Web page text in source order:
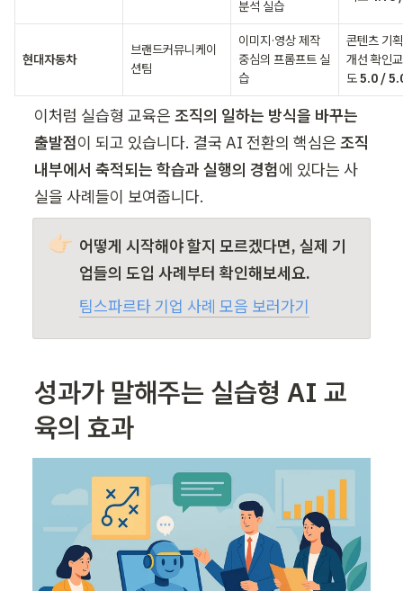
분석 실습
현대자동차
브랜드커뮤니케이
션팀
이미지·영상 제작
중심의 프롬프트 실
습
콘텐츠 기
개선 확인
도 5.0 /
이처럼 실습형 교육은 조직의 일하는 방식을 바꾸는
출발점이 되고 있습니다. 결국 AI 전환의 핵심은 조직
내부에서 축적되는 학습과 실행의 경험에 있다는 사
실을 사례들이 보여줍니다.
👉🏻 어떻게 시작해야 할지 모르겠다면, 실제 기
업들의 도입 사례부터 확인해보세요.
팀스파르타 기업 사례 모음 보러가기
성과가 말해주는 실습형 AI 교
육의 효과